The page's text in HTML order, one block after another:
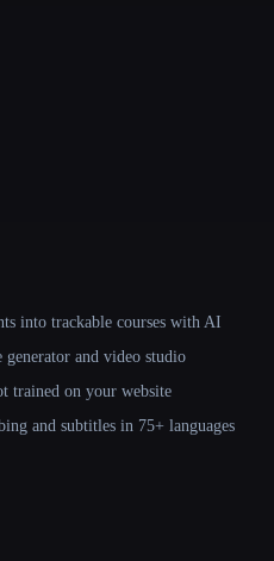
into trackable courses with AI
and video studio
trained on your website
and subtitles in 75+ languages